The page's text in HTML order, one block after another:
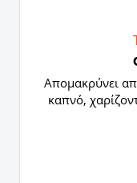
Απομακρύνει
καπνό,